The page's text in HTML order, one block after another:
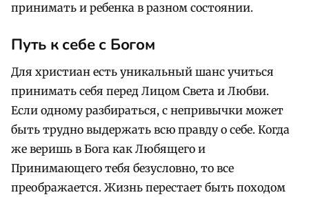
принимать и ребенка в разном состоянии.
Путь к себе с Богом
Для христиан есть уникальный шанс учиться
принимать себя перед Лицом Света и Любви.
Если одному разбираться, с непривычки может
быть трудно выдержать всю правду о себе. Когда
же веришь в Бога как Любящего и
Принимающего тебя безусловно, то все
преображается. Жизнь перестает быть походом